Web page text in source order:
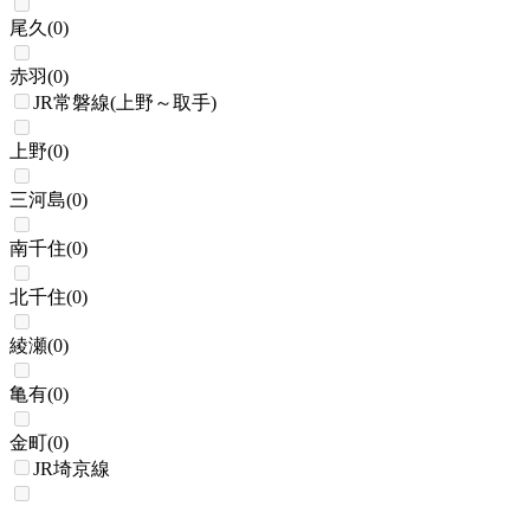
尾久 (0)
赤羽(0)
JR常磐線(上野～取手)
上野(0)
三河島(0)
南千住(0)
北千住(0)
綾瀬(0)
亀有(0)
金町(0)
JR埼京線